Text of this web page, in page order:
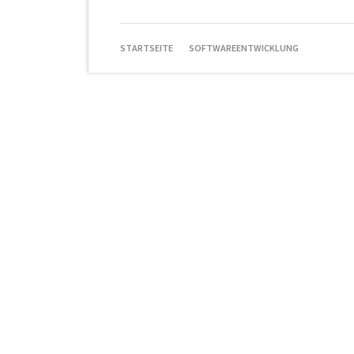
NAVIGATION
STARTSEITE SOFTWAREENTWICKLUNG